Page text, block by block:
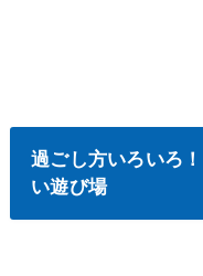
過ごし方いろいろ
い遊び場